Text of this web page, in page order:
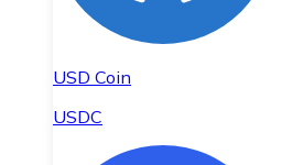
USD Coin
USDC